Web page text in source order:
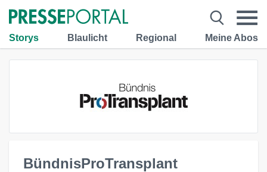
Storys Blaulicht Regional Meine Abos
BündnisProTransplant